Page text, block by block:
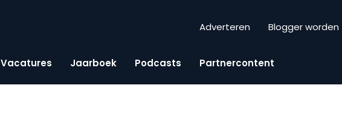
Adverteren Blogger worden
Vacatures Jaarboek Podcasts Partnercontent